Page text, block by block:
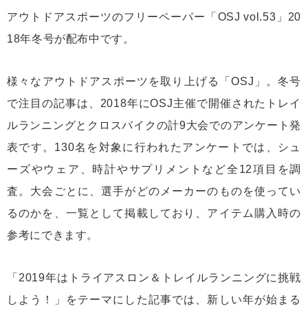
アウトドアスポーツのフリーペーパー「OSJ vol.53」20
18年冬号が配布中です。
様々なアウトドアスポーツを取り上げる「OSJ」。冬号
で注目の記事は、2018年にOSJ主催で開催されたトレイ
ルランニングとクロスバイクの計9大会でのアンケート発
表です。130名を対象に行われたアンケートでは、シュ
ーズやウェア、時計やサプリメントなど全12項目を調
査。大会ごとに、選手がどのメーカーのものを使ってい
るのかを、一覧として掲載しており、アイテム購入時の
参考にできます。
「2019年はトライアスロン＆トレイルランニングに挑戦
しよう！」をテーマにした記事では、新しい年が始まる